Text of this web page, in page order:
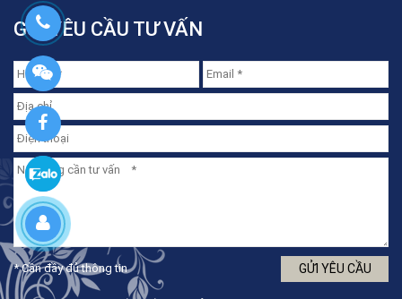
GỬI YÊU CẦU TƯ VẤN
* Cần đầy đủ thông tin